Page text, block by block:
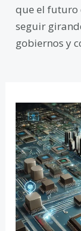
que el futuro
seguir
gobiernos y